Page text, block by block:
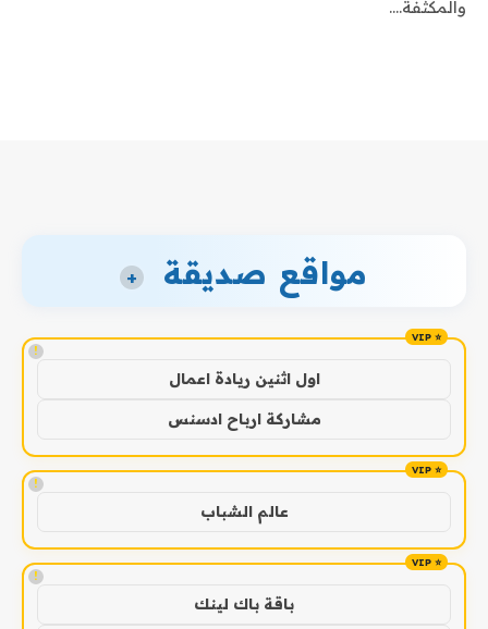
والمكثفة.…
مواقع صديقة +
!
اول اثنين ريادة اعمال
مشاركة ارباح ادسنس
!
عالم الشباب
!
باقة باك لينك